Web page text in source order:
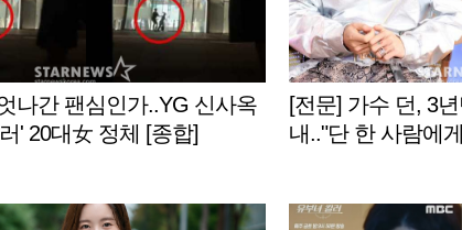
나간 팬심인가..YG 신사옥
' 20대女 정체 [종합]
[전문] 가수 던, 3
내.."단 한 사람에